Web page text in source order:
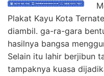
Plakat Kayu Kota
diambil. ga-ra-gara
hasilnya bangsa
Selain itu lahir berjibun
tampaknya kuasa